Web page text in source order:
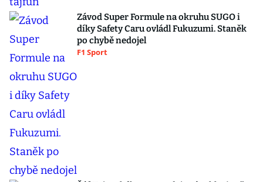
Závod Super Formule na okruhu SUGO i
díky Safety Caru ovládl Fukuzumi. Staněk
po chybě nedojel
F1 Sport